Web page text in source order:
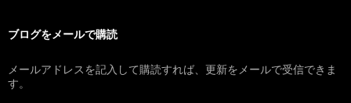
ブログをメールで購読
メールアドレスを記入して購読すれば、更新をメールで受信できま
す。